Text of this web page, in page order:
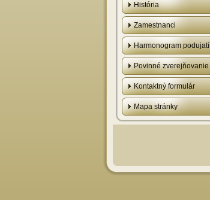
História
Zamestnanci
Harmonogram podujatí
Povinné zverejňovanie
Kontaktný formulár
Mapa stránky